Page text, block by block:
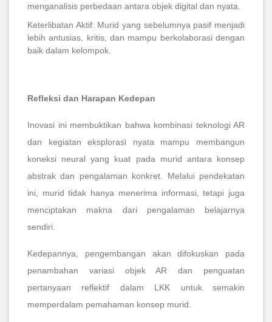
menganalisis perbedaan antara objek digital dan nyata.
Keterlibatan Aktif: Murid yang sebelumnya pasif menjadi
lebih antusias, kritis, dan mampu berkolaborasi dengan
baik dalam kelompok.
Refleksi dan Harapan Kedepan
Inovasi ini membuktikan bahwa kombinasi teknologi AR
dan kegiatan eksplorasi nyata mampu membangun
koneksi neural yang kuat pada murid antara konsep
abstrak dan pengalaman konkret. Melalui pendekatan
ini, murid tidak hanya menerima informasi, tetapi juga
menciptakan makna dari pengalaman belajarnya
sendiri.
Kedepannya, pengembangan akan difokuskan pada
penambahan variasi objek AR dan penguatan
pertanyaan reflektif dalam LKK untuk semakin
memperdalam pemahaman konsep murid.